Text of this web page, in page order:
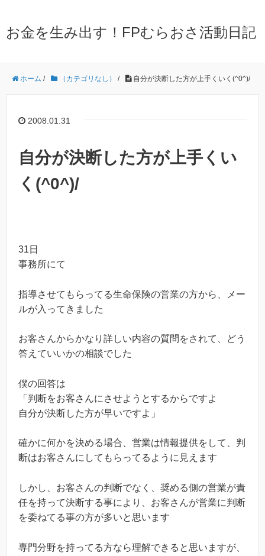
お金を生み出す！FPむらおさ活動日記
ホーム / （カテゴリなし） / 自分が決断した方が上手くいく(^0^)/
2008.01.31
自分が決断した方が上手くい
く(^0^)/
31日
事務所にて
指導させてもらってる生命保険の営業の方から、メー
ルが入ってきました
お客さんからかなり詳しい内容の質問をされて、どう
答えていいかの相談でした
僕の回答は
「判断をお客さんにさせようとするからですよ
自分が決断した方が早いですよ」
確かに何かを決める場合、営業は情報提供をして、判
断はお客さんにしてもらってるように見えます
しかし、お客さんの判断でなく、奨める側の営業が責
任を持って決断する事により、お客さんが営業に判断
を委ねてる事の方が多いと思います
専門分野を持ってる方なら理解できると思いますが、